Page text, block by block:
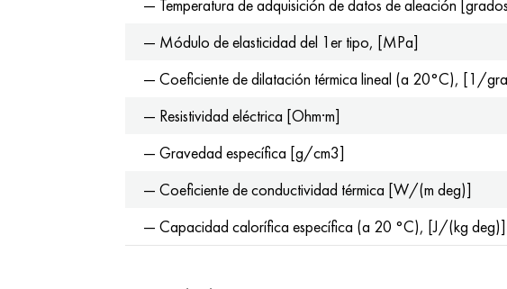
— Temperatura de adquisición de datos de aleación
— Módulo de elasticidad del 1er tipo, [MPa]
— Coeficiente de dilatación térmica lineal (a 20°С), [1/
— Resistividad eléctrica [Ohm·m]
— Gravedad específica [g/cm3]
— Coeficiente de conductividad térmica [W/(m deg)]
— Capacidad calorífica específica (a 20 °C), [J/(kg deg)]